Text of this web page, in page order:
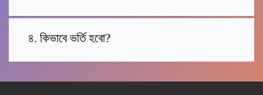
৪. কিভাবে ভর্তি হবো?